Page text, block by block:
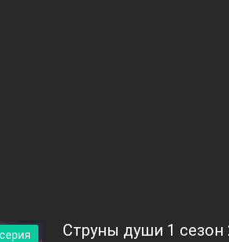
Струны души 1 сезон